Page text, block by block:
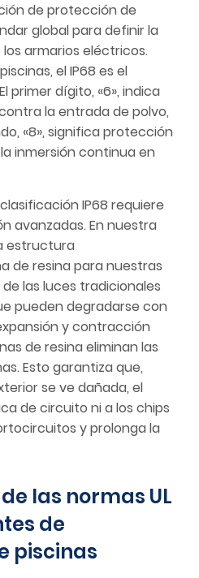
de protección de
global para definir la
armarios eléctricos.
el IP68 es el
primer dígito, «6», indica
la entrada de polvo,
«8», significa protección
inmersión continua en
IP68 requiere
avanzadas. En nuestra
estructura
de resina para nuestras
de las luces tradicionales
pueden degradarse con
y contracción
de resina eliminan las
Esto garantiza que,
se ve dañada, el
de circuito ni a los chips
y prolonga la
las normas UL
de
piscinas